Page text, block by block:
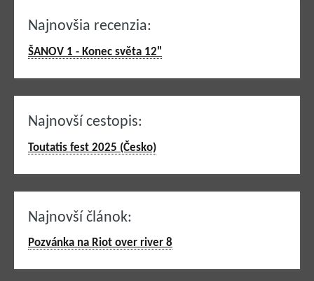
Najnovšia recenzia:
ŠANOV 1 - Konec světa 12"
Najnovší cestopis:
Toutatis fest 2025 (Česko)
Najnovší článok:
Pozvánka na Riot over river 8